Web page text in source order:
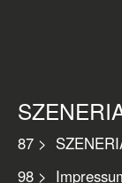
87 >
98 >